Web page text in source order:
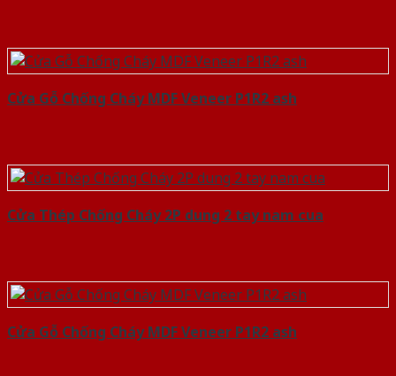
Cửa Gỗ Chống Cháy MDF Veneer P1R2 ash
Cửa Thép Chống Cháy 2P dung 2 tay nam cua
Cửa Gỗ Chống Cháy MDF Veneer P1R2 ash